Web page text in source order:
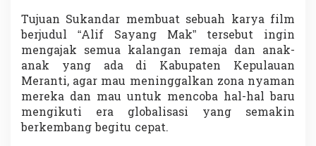
r
g
t
k
a
n
Tujuan Sukandar membuat sebuah karya film
berjudul “Alif Sayang Mak” tersebut ingin
mengajak semua kalangan remaja dan anak-
anak yang ada di Kabupaten Kepulauan
Meranti, agar mau meninggalkan zona nyaman
mereka dan mau untuk mencoba hal-hal baru
mengikuti era globalisasi yang semakin
berkembang begitu cepat.